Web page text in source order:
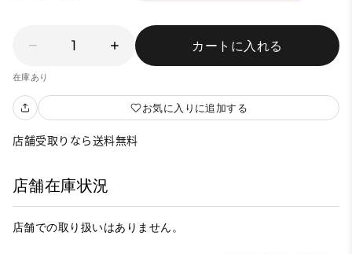
1 カートに入れる
在庫あり
お気に入りに追加する
店舗受取りなら送料無料
店舗在庫状況
店舗での取り扱いはありません。